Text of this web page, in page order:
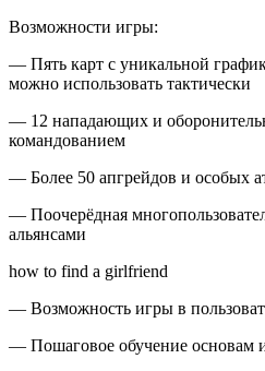
Возможности игры:
— Пять карт с уникальной
можно использовать тактически
— 12 нападающих и
командованием
— Более 50 апгрейдов и особых
— Поочерёдная
альянсами
how to find a girlfriend
— Возможность игры в
— Пошаговое обучение основам